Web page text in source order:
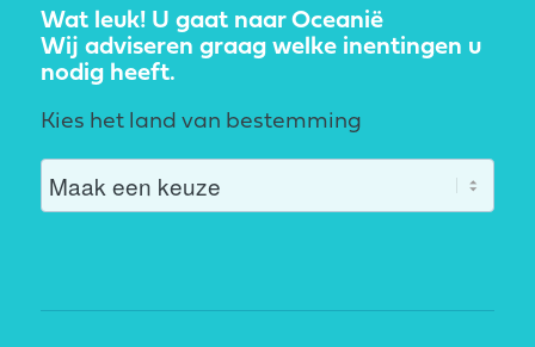
Wat leuk! U gaat naar Oceanië
Wij adviseren graag welke inentingen u
nodig heeft.
Kies het land van bestemming